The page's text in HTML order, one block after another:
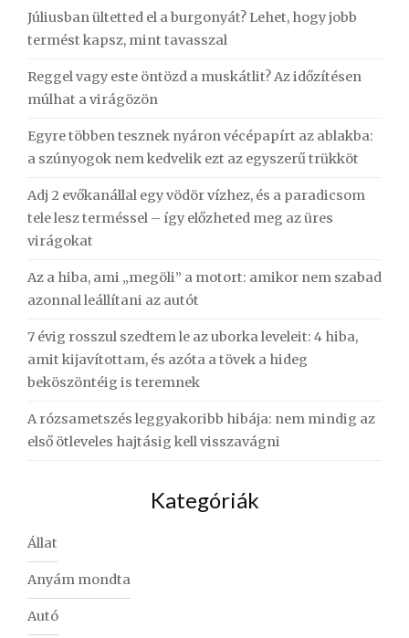
Júliusban ültetted el a burgonyát? Lehet, hogy jobb
termést kapsz, mint tavasszal
Reggel vagy este öntözd a muskátlit? Az időzítésen
múlhat a virágözön
Egyre többen tesznek nyáron vécépapírt az ablakba:
a szúnyogok nem kedvelik ezt az egyszerű trükköt
Adj 2 evőkanállal egy vödör vízhez, és a paradicsom
tele lesz terméssel – így előzheted meg az üres
virágokat
Az a hiba, ami „megöli” a motort: amikor nem szabad
azonnal leállítani az autót
7 évig rosszul szedtem le az uborka leveleit: 4 hiba,
amit kijavítottam, és azóta a tövek a hideg
beköszöntéig is teremnek
A rózsametszés leggyakoribb hibája: nem mindig az
első ötleveles hajtásig kell visszavágni
Kategóriák
Állat
Anyám mondta
Autó